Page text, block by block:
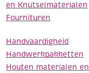
en Knutselmaterialen
Fournituren
Handvaardigheid
Handwerkpakketten
Houten materialen en